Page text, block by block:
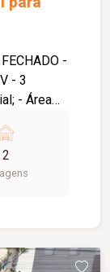
-
- 3
- Área
e
2